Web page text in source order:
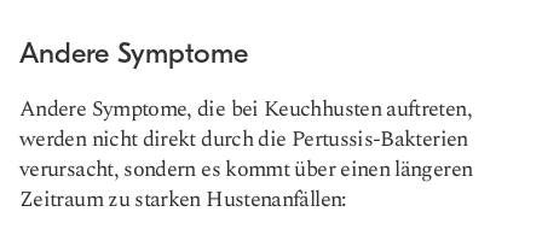
Andere Symptome
Andere Symptome, die bei Keuchhusten auftreten,
werden nicht direkt durch die Pertussis-Bakterien
verursacht, sondern es kommt über einen längeren
Zeitraum zu starken Hustenanfällen: